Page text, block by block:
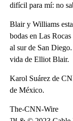
difícil para mí: no
Blair y Williams
bodas en Las
al sur de San
vida de Elliot Blair.
Karol Suárez de
de México.
The-CNN-Wire